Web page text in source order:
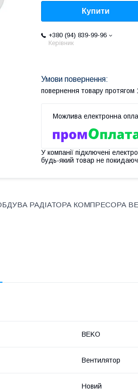
Купити
+380 (94) 839-99-96
Керівник
повернення товару протягом
У компанії підключені
будь-який товар не
РАДІАТОРА КОМПРЕСОРА
BEKO
Вентилятор
Новий